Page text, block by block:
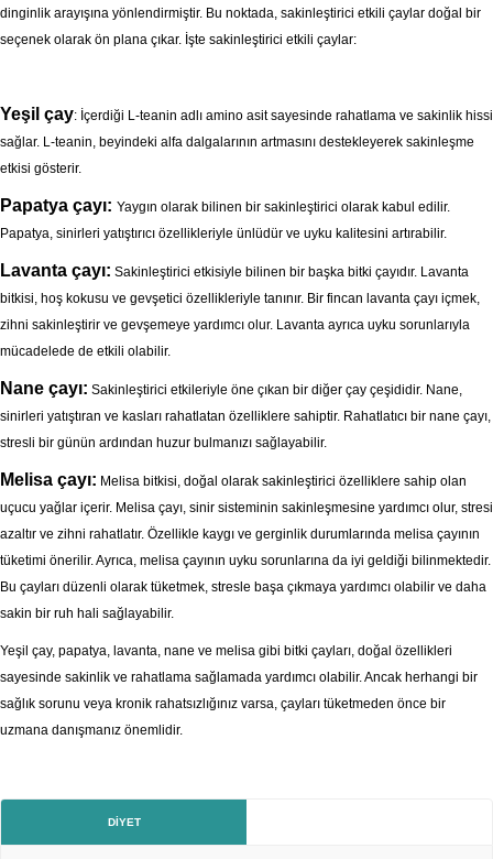
dinginlik arayışına yönlendirmiştir. Bu noktada, sakinleştirici etkili çaylar doğal bir
seçenek olarak ön plana çıkar. İşte sakinleştirici etkili çaylar:
Yeşil çay: İçerdiği L-teanin adlı amino asit sayesinde rahatlama ve sakinlik hissi
sağlar. L-teanin, beyindeki alfa dalgalarının artmasını destekleyerek sakinleşme
etkisi gösterir.
Papatya çayı: Yaygın olarak bilinen bir sakinleştirici olarak kabul edilir.
Papatya, sinirleri yatıştırıcı özellikleriyle ünlüdür ve uyku kalitesini artırabilir.
Lavanta çayı: Sakinleştirici etkisiyle bilinen bir başka bitki çayıdır. Lavanta
bitkisi, hoş kokusu ve gevşetici özellikleriyle tanınır. Bir fincan lavanta çayı içmek,
zihni sakinleştirir ve gevşemeye yardımcı olur. Lavanta ayrıca uyku sorunlarıyla
mücadelede de etkili olabilir.
Nane çayı: Sakinleştirici etkileriyle öne çıkan bir diğer çay çeşididir. Nane,
sinirleri yatıştıran ve kasları rahatlatan özelliklere sahiptir. Rahatlatıcı bir nane çayı,
stresli bir günün ardından huzur bulmanızı sağlayabilir.
Melisa çayı: Melisa bitkisi, doğal olarak sakinleştirici özelliklere sahip olan
uçucu yağlar içerir. Melisa çayı, sinir sisteminin sakinleşmesine yardımcı olur, stresi
azaltır ve zihni rahatlatır. Özellikle kaygı ve gerginlik durumlarında melisa çayının
tüketimi önerilir. Ayrıca, melisa çayının uyku sorunlarına da iyi geldiği bilinmektedir.
Bu çayları düzenli olarak tüketmek, stresle başa çıkmaya yardımcı olabilir ve daha
sakin bir ruh hali sağlayabilir.
Yeşil çay, papatya, lavanta, nane ve melisa gibi bitki çayları, doğal özellikleri
sayesinde sakinlik ve rahatlama sağlamada yardımcı olabilir. Ancak herhangi bir
sağlık sorunu veya kronik rahatsızlığınız varsa, çayları tüketmeden önce bir
uzmana danışmanız önemlidir.
DIYET